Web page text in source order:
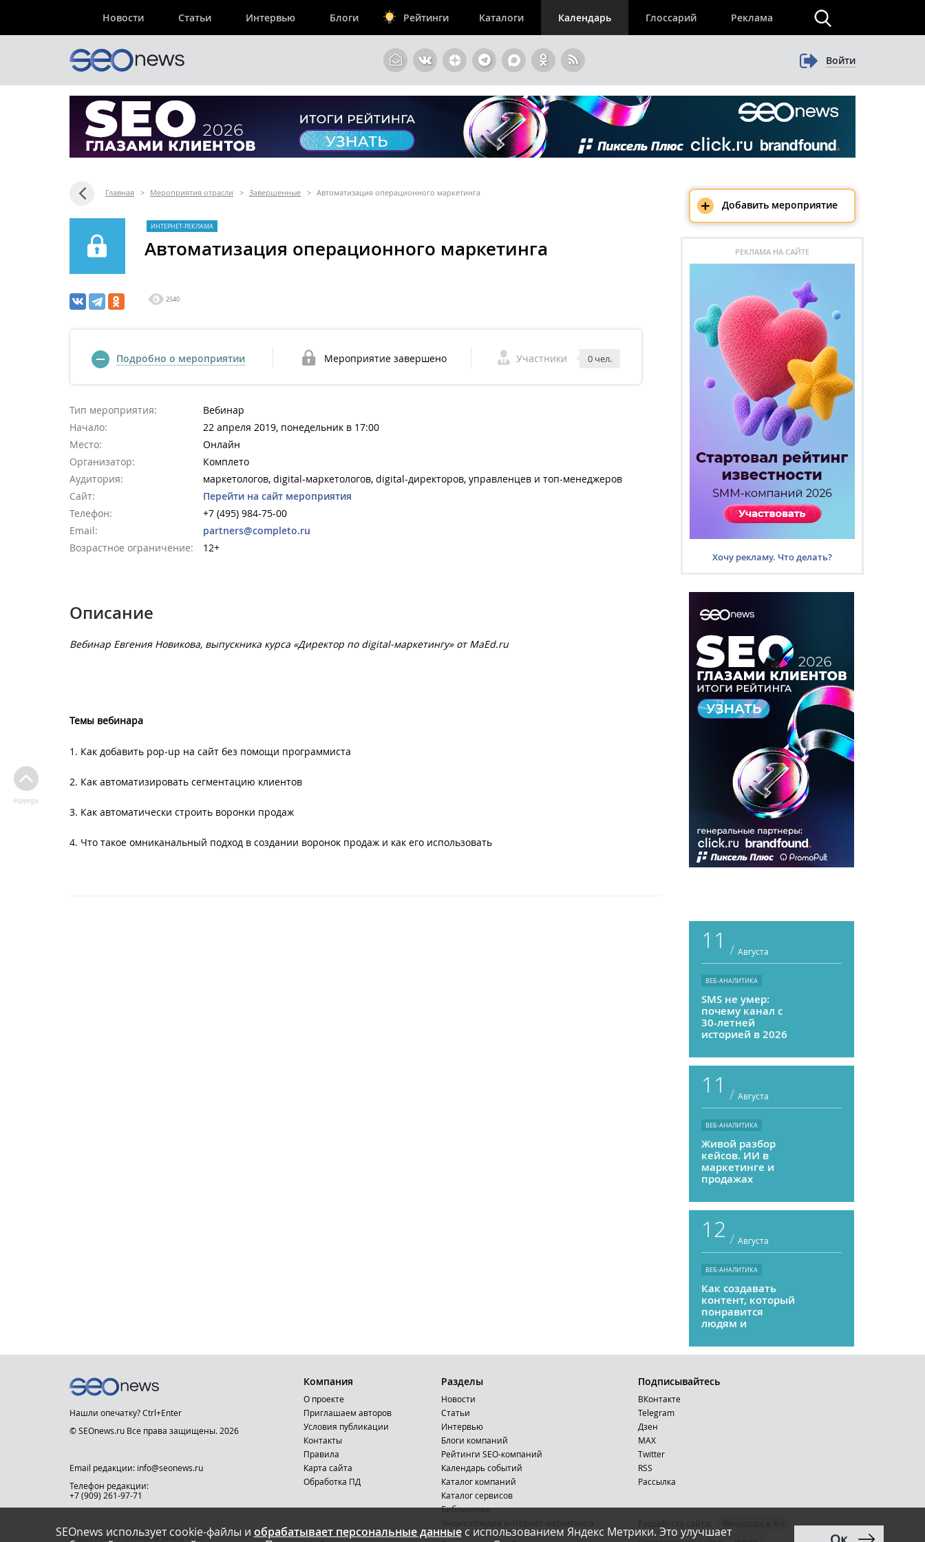
Новости Статьи Интервью Блоги Рейтинги Каталоги Календарь Глоссарий Реклама
Войти
Главная > Мероприятия отрасли > Завершенные > Автоматизация операционного маркетинга
ИНТЕРНЕТ-РЕКЛАМА
Автоматизация операционного маркетинга
2540
Подробно о мероприятии Мероприятие завершено Участники 0 чел.
Тип мероприятия:
Вебинар
Начало:
22 апреля 2019, понедельник в 17:00
Место:
Онлайн
Организатор:
Комплето
Аудитория:
маркетологов, digital-маркетологов, digital-директоров, управленцев и топ-менеджеров
Сайт:
Перейти на сайт мероприятия
Телефон:
+7 (495) 984-75-00
Email:
partners@completo.ru
Возрастное ограничение:
12+
Описание
Вебинар Евгения Новикова, выпускника курса «Директор по digital-маркетингу» от MaEd.ru
Темы вебинара
1. Как добавить pop-up на сайт без помощи программиста
2. Как автоматизировать сегментацию клиентов
3. Как автоматически строить воронки продаж
4. Что такое омниканальный подход в создании воронок продаж и как его использовать
Наверх
+ Добавить мероприятие
РЕКЛАМА НА САЙТЕ
Хочу рекламу. Что делать?
11 / Августа
ВЕБ-АНАЛИТИКА
SMS не умер:
почему канал с
30-летней
историей в 2026
приносить ROMI
выше, чем
мессенджеры
11 / Августа
ВЕБ-АНАЛИТИКА
Живой разбор
кейсов. ИИ в
маркетинге и
продажах
12 / Августа
ВЕБ-АНАЛИТИКА
Как создавать
контент, который
понравится
людям и
SEOnews использует cookie-файлы и обрабатывает персональные данныес использованием Яндекс Метрики. Это улучшает
Нашли опечатку? Ctrl+Enter
© SEOnews.ru Все права защищены. 2026
Email редакции: info@seonews.ru
Телефон редакции:
+7 (909) 261-97-71
This site is protected by reCAPTCHA and the Google
Privacy Policyand Terms of Serviceapply.
Компания
О проекте
Приглашаем авторов
Условия публикации
Контакты
Правила
Карта сайта
Обработка ПД
Разделы
Новости
Статьи
Интервью
Блоги компаний
Рейтинги SEO-компаний
Календарь событий
Каталог компаний
Каталог сервисов
Библиотека
Подписывайтесь
ВКонтакте
Telegram
Дзен
MAX
Тwitter
RSS
Рассылка